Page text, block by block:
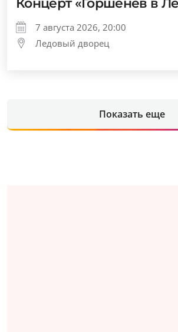
7 августа 2026, 20:00
Ледовый дворец
Показать еще